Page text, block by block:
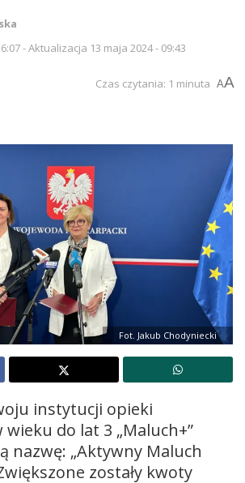
- Aktualizacja 13 maja 2024 - 09:43
Czas czytania: 1 minuta AA
Fot. Jakub Chodyniecki
instytucji opieki
do lat 3 „Maluch+”
nazwę: „Aktywny Maluch
zostały kwoty